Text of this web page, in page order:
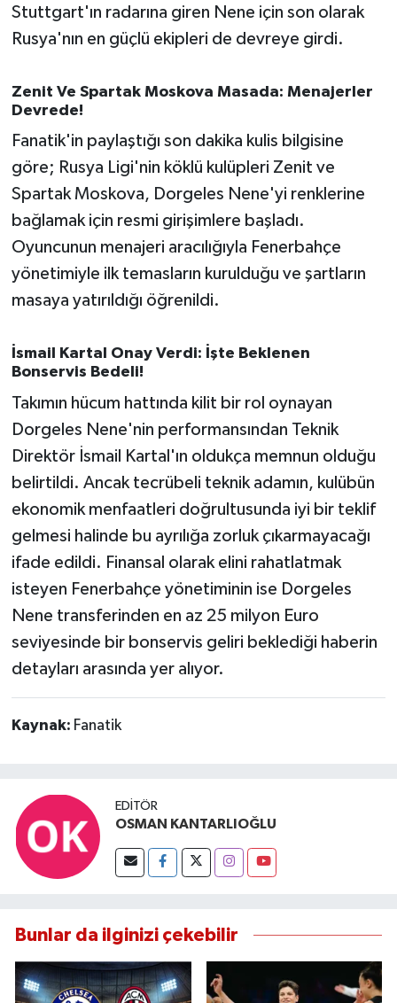
Stuttgart'ın radarına giren Nene için son olarak
Rusya'nın en güçlü ekipleri de devreye girdi.
Zenit Ve Spartak Moskova Masada: Menajerler
Devrede!
Fanatik'in paylaştığı son dakika kulis bilgisine
göre; Rusya Ligi'nin köklü kulüpleri Zenit ve
Spartak Moskova, Dorgeles Nene'yi renklerine
bağlamak için resmi girişimlere başladı.
Oyuncunun menajeri aracılığıyla Fenerbahçe
yönetimiyle ilk temasların kurulduğu ve şartların
masaya yatırıldığı öğrenildi.
İsmail Kartal Onay Verdi: İşte Beklenen
Bonservis Bedeli!
Takımın hücum hattında kilit bir rol oynayan
Dorgeles Nene'nin performansından Teknik
Direktör İsmail Kartal'ın oldukça memnun olduğu
belirtildi. Ancak tecrübeli teknik adamın, kulübün
ekonomik menfaatleri doğrultusunda iyi bir teklif
gelmesi halinde bu ayrılığa zorluk çıkarmayacağı
ifade edildi. Finansal olarak elini rahatlatmak
isteyen Fenerbahçe yönetiminin ise Dorgeles
Nene transferinden en az 25 milyon Euro
seviyesinde bir bonservis geliri beklediği haberin
detayları arasında yer alıyor.
Kaynak: Fanatik
EDITÖR
OSMAN KANTARLIOĞLU
Bunlar da ilginizi çekebilir